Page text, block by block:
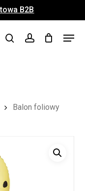
B2B
searchaccount
Menu
Close
Balon foliowy
Menu